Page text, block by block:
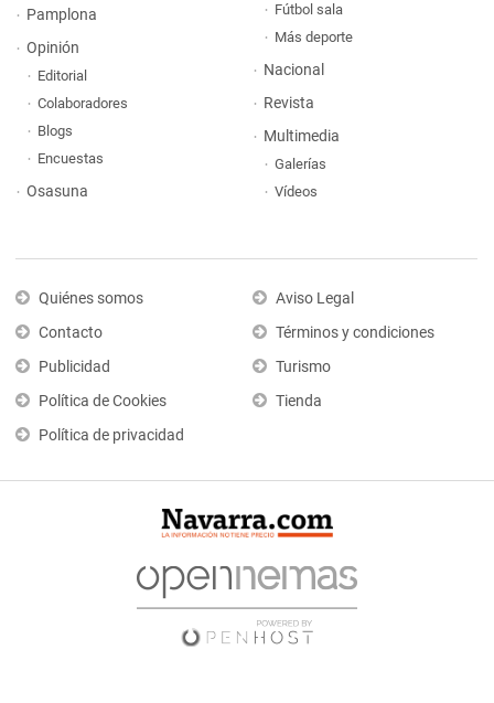
Pamplona
Opinión
Editorial
Colaboradores
Blogs
Encuestas
Osasuna
Fútbol sala
Más deporte
Nacional
Revista
Multimedia
Galerías
Vídeos
Quiénes somos
Contacto
Publicidad
Política de Cookies
Política de privacidad
Aviso Legal
Términos y condiciones
Turismo
Tienda